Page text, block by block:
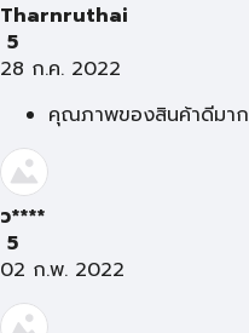
Tharnruthai
5
28 ก.ค. 2022
คุณภาพของสินค้าดีมาก
ว****
5
02 ก.พ. 2022